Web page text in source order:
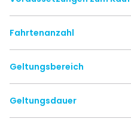
Fahrtenanzahl
Geltungsbereich
Geltungsdauer